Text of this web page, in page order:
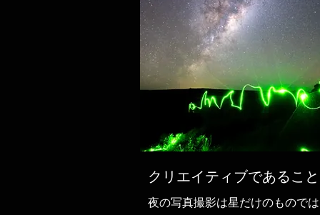
クリエイティブであること
夜の写真撮影は星だけのもので